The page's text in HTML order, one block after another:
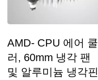
AMD- CPU 에어 쿨
러, 60mm 냉각 팬
및 알루미늄 냉각핀